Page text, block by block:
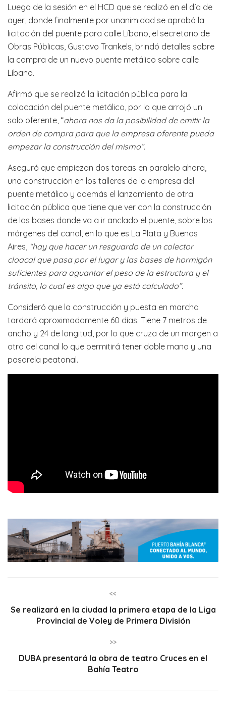
Luego de la sesión en el HCD que se realizó en el día de
ayer, donde finalmente por unanimidad se aprobó la
licitación del puente para calle Líbano, el secretario de
Obras Públicas, Gustavo Trankels, brindó detalles sobre
la compra de un nuevo puente metálico sobre calle
Líbano.
Afirmó que se realizó la licitación pública para la
colocación del puente metálico, por lo que arrojó un
solo oferente, “ahora nos da la posibilidad de emitir la
orden de compra para que la empresa oferente pueda
empezar la construcción del mismo”.
Aseguró que empiezan dos tareas en paralelo ahora,
una construcción en los talleres de la empresa del
puente metálico y además el lanzamiento de otra
licitación pública que tiene que ver con la construcción
de las bases donde va a ir anclado el puente, sobre los
márgenes del canal, en lo que es La Plata y Buenos
Aires, “hay que hacer un resguardo de un colector
cloacal que pasa por el lugar y las bases de hormigón
suficientes para aguantar el peso de la estructura y el
tránsito, lo cual es algo que ya está calculado”.
Consideró que la construcción y puesta en marcha
tardará aproximadamente 60 días. Tiene 7 metros de
ancho y 24 de longitud, por lo que cruza de un margen a
otro del canal lo que permitirá tener doble mano y una
pasarela peatonal.
<<
Se realizará en la ciudad la primera etapa de la Liga
Provincial de Voley de Primera División
>>
DUBA presentará la obra de teatro Cruces en el
Bahía Teatro